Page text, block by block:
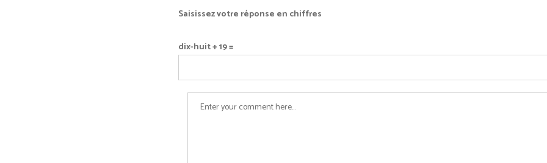
Saisissez votre réponse en chiffres
dix-huit + 19 =